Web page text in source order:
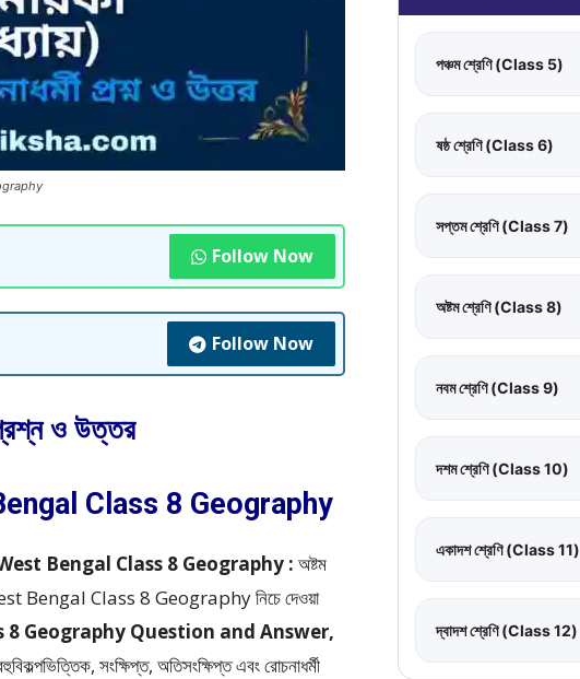
Follow Now
Follow Now
ও উত্তর
Class 8 Geography
West Bengal Class 8 Geography : অষ্টম
West Bengal Class 8 Geographyনিচে দেওয়া
8 Geography Question and Answer,
সংক্ষিপ্ত, অতিসংক্ষিপ্ত এবং রোচনাধর্মী
পঞ্চম শ্রেণি (Class 5)
ষষ্ঠ শ্রেণি (Class 6)
সপ্তম শ্রেণি (Class 7)
অষ্টম শ্রেণি (Class 8)
নবম শ্রেণি (Class 9)
দশম শ্রেণি (Class 10)
একাদশ শ্রেণি (Class 11)
দ্বাদশ শ্রেণি (Class 12)